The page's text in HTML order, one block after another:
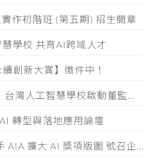
作初階班 (第五期) 招生簡章
學校 共育AI跨域人才
創新大賞】徵件中！
AI 正式走進董事會：台灣人工智慧學校啟動董監事 AI 治理必修課
轉型與落地應用論壇
DSA 數位奇點獎攜手 AIA 擴大 AI 獎項版圖 號召企業與科技公司共創 AI 應用新典範